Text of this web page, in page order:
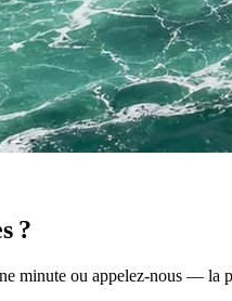
?
minute ou appelez-nous — la